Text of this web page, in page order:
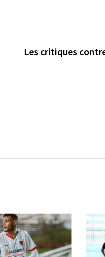
Les critiques